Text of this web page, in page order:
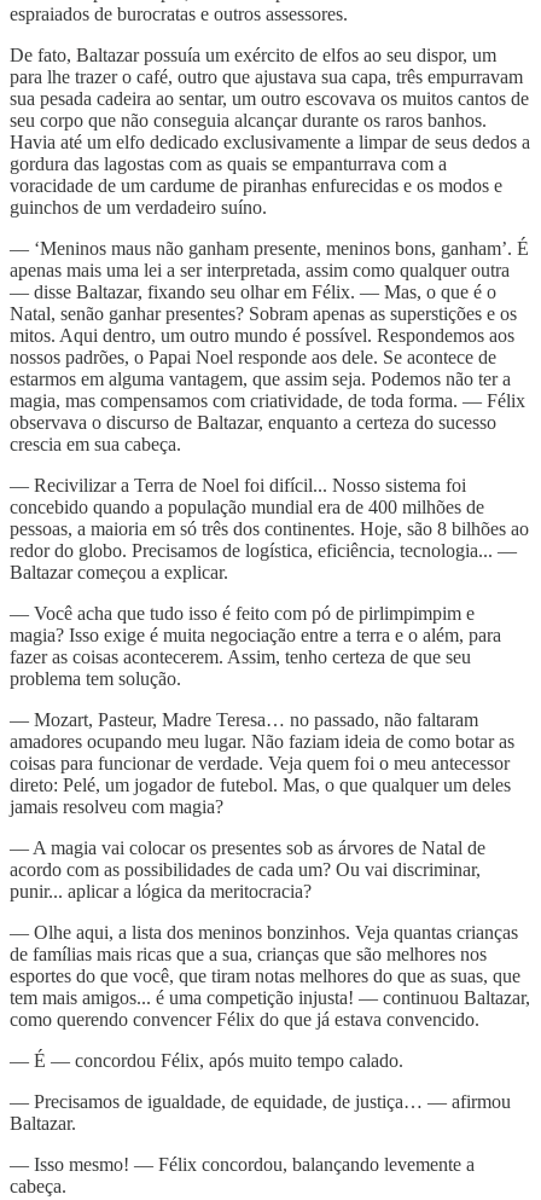
espraiados de burocratas e outros assessores.
De fato, Baltazar possuía um exército de elfos ao seu dispor, um
para lhe trazer o café, outro que ajustava sua capa, três empurravam
sua pesada cadeira ao sentar, um outro escovava os muitos cantos de
seu corpo que não conseguia alcançar durante os raros banhos.
Havia até um elfo dedicado exclusivamente a limpar de seus dedos a
gordura das lagostas com as quais se empanturrava com a
voracidade de um cardume de piranhas enfurecidas e os modos e
guinchos de um verdadeiro suíno.
— ‘Meninos maus não ganham presente, meninos bons, ganham’. É
apenas mais uma lei a ser interpretada, assim como qualquer outra
— disse Baltazar, fixando seu olhar em Félix. — Mas, o que é o
Natal, senão ganhar presentes? Sobram apenas as superstições e os
mitos. Aqui dentro, um outro mundo é possível. Respondemos aos
nossos padrões, o Papai Noel responde aos dele. Se acontece de
estarmos em alguma vantagem, que assim seja. Podemos não ter a
magia, mas compensamos com criatividade, de toda forma. — Félix
observava o discurso de Baltazar, enquanto a certeza do sucesso
crescia em sua cabeça.
— Recivilizar a Terra de Noel foi difícil... Nosso sistema foi
concebido quando a população mundial era de 400 milhões de
pessoas, a maioria em só três dos continentes. Hoje, são 8 bilhões ao
redor do globo. Precisamos de logística, eficiência, tecnologia... —
Baltazar começou a explicar.
— Você acha que tudo isso é feito com pó de pirlimpimpim e
magia? Isso exige é muita negociação entre a terra e o além, para
fazer as coisas acontecerem. Assim, tenho certeza de que seu
problema tem solução.
— Mozart, Pasteur, Madre Teresa… no passado, não faltaram
amadores ocupando meu lugar. Não faziam ideia de como botar as
coisas para funcionar de verdade. Veja quem foi o meu antecessor
direto: Pelé, um jogador de futebol. Mas, o que qualquer um deles
jamais resolveu com magia?
— A magia vai colocar os presentes sob as árvores de Natal de
acordo com as possibilidades de cada um? Ou vai discriminar,
punir... aplicar a lógica da meritocracia?
— Olhe aqui, a lista dos meninos bonzinhos. Veja quantas crianças
de famílias mais ricas que a sua, crianças que são melhores nos
esportes do que você, que tiram notas melhores do que as suas, que
tem mais amigos... é uma competição injusta! — continuou Baltazar,
como querendo convencer Félix do que já estava convencido.
— É — concordou Félix, após muito tempo calado.
— Precisamos de igualdade, de equidade, de justiça… — afirmou
Baltazar.
— Isso mesmo! — Félix concordou, balançando levemente a
cabeça.